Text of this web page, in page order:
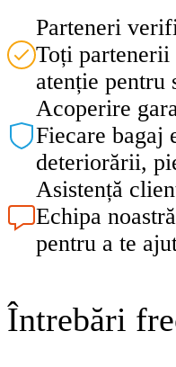
Parteneri
Toți
atenție pentru
Acoperire
Fiecare bagaj
deteriorării,
Asistență
Echipa
pentru a te
Întrebări